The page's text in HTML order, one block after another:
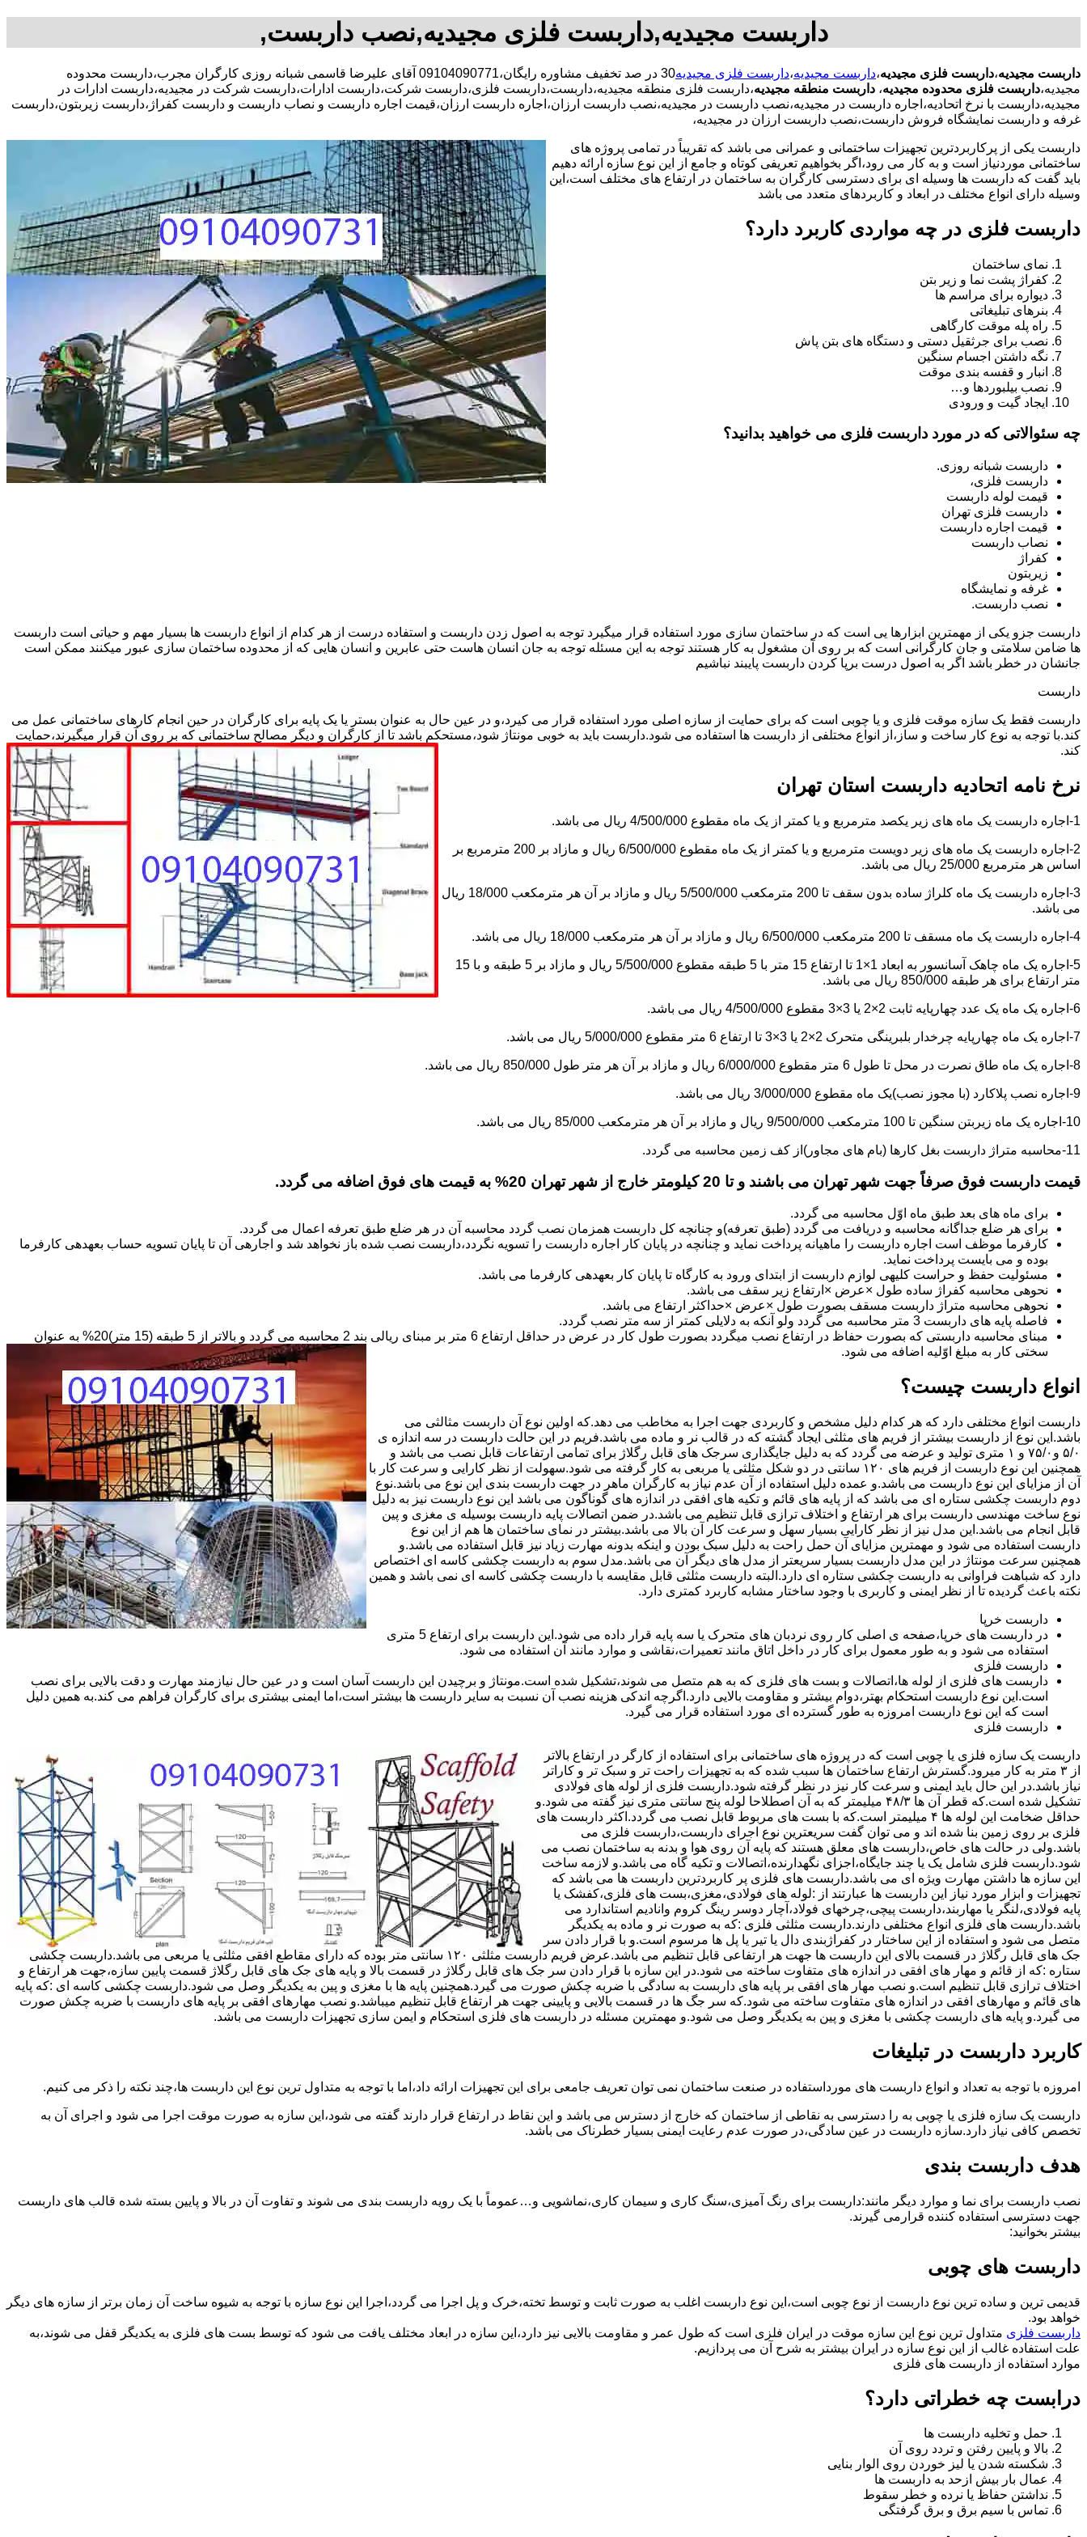
داربست مجیدیه,داربست فلزی مجیدیه,نصب داربست,
داربست مجیدیه،داربست فلزی مجیدیه،داربست مجیدیه،داربست فلزی مجیدیه
30 در صد تخفیف مشاوره رایگان،09104090771 آقای علیرضا قاسمی شبانه روزی کارگران مجرب،داربست محدوده
مجیدیه،داربست فلزی محدوده مجیدیه، داربست منطقه مجیدیه،داربست فلزی منطقه مجیدیه،داربست،داربست فلزی،داربست شرکت،داربست ادارات،داربست شرکت در مجیدیه،داربست ادارات در
مجیدیه،داربست با نرخ اتحادیه،اجاره داربست در مجیدیه،نصب داربست در مجیدیه،نصب داربست ارزان،اجاره داربست ارزان،قیمت اجاره داربست و نصاب داربست و داربست کفراژ،داربست زیربتون،داربست
غرفه و داربست نمایشگاه فروش داربست،نصب داربست ارزان در مجیدیه،
داربست یکی از پرکاربردترین تجهیزات ساختمانی و عمرانی می باشد که تقریباً در تمامی پروژه های
ساختمانی موردنیاز است و به کار می رود،اگر بخواهیم تعریفی کوتاه و جامع از این نوع سازه ارائه دهیم
باید گفت که داربست ها وسیله ای برای دسترسی کارگران به ساختمان در ارتفاع های مختلف است،این
وسیله دارای انواع مختلف در ابعاد و کاربردهای متعدد می باشد
داربست فلزی در چه مواردی کاربرد دارد؟
نمای ساختمان
کفراژ پشت نما و زیر بتن
دیواره برای مراسم ها
بنرهای تبلیغاتی
راه پله موقت کارگاهی
نصب برای جرثقیل دستی و دستگاه های بتن پاش
نگه داشتن اجسام سنگین
انبار و قفسه بندی موقت
نصب بیلبوردها و…
ایجاد گیت و ورودی
چه سئوالاتی که در مورد داربست فلزی می خواهید بدانید؟
داربست شبانه روزی.
داربست فلزی،
قیمت لوله داربست
داربست فلزی تهران
قیمت اجاره داربست
نصاب داربست
کفراژ
زیربتون
غرفه و نمایشگاه
نصب داربست.
داربست جزو یکی از مهمترین ابزارها یی است که در ساختمان سازی مورد استفاده قرار میگیرد توجه به اصول زدن داربست و استفاده درست از هر کدام از انواع داربست ها بسیار مهم و حیاتی است داربست
ها ضامن سلامتی و جان کارگرانی است که بر روی آن مشغول به کار هستند توجه به این مسئله توجه به جان انسان هاست حتی عابرین و انسان هایی که از محدوده ساختمان سازی عبور میکنند ممکن است
جانشان در خطر باشد اگر به اصول درست برپا کردن داربست پایبند نباشیم
داربست
داربست فقط یک سازه موقت فلزی و یا چوبی است که برای حمایت از سازه اصلی مورد استفاده قرار می کیرد،و در عین حال به عنوان بستر یا یک پایه برای کارگران در حین انجام کارهای ساختمانی عمل می
کند.با توجه به نوع کار ساخت و ساز،از انواع مختلفی از داربست ها استفاده می شود.داربست باید به خوبی مونتاژ شود،مستحکم باشد تا از کارگران و دیگر مصالح ساختمانی که بر روی آن قرار میگیرند،حمایت
کند.
نرخ نامه اتحادیه داربست استان تهران
1-اجاره داربست یک ماه های زیر یکصد مترمربع و یا کمتر از یک ماه مقطوع 4/500/000 ریال می باشد.
2-اجاره داربست یک ماه های زیر دویست مترمربع و یا کمتر از یک ماه مقطوع 6/500/000 ریال و مازاد بر 200 مترمربع بر
اساس هر مترمربع 25/000 ریال می باشد.
3-اجاره داربست یک ماه کلراژ ساده بدون سقف تا 200 مترمکعب 5/500/000 ریال و مازاد بر آن هر مترمکعب 18/000 ریال
می باشد.
4-اجاره داربست یک ماه مسقف تا 200 مترمکعب 6/500/000 ریال و مازاد بر آن هر مترمکعب 18/000 ریال می باشد.
5-اجاره یک ماه چاهک آسانسور به ابعاد 1×1 تا ارتفاع 15 متر با 5 طبقه مقطوع 5/500/000 ریال و مازاد بر 5 طبقه و با 15
متر ارتفاع برای هر طبقه 850/000 ریال می باشد.
6-اجاره یک ماه یک عدد چهارپایه ثابت 2×2 یا 3×3 مقطوع 4/500/000 ریال می باشد.
7-اجاره یک ماه چهارپایه چرخدار بلبرینگی متحرک 2×2 یا 3×3 تا ارتفاع 6 متر مقطوع 5/000/000 ریال می باشد.
8-اجاره یک ماه طاق نصرت در محل تا طول 6 متر مقطوع 6/000/000 ریال و مازاد بر آن هر متر طول 850/000 ریال می باشد.
9-اجاره نصب پلاکارد (با مجوز نصب)یک ماه مقطوع 3/000/000 ریال می باشد.
10-اجاره یک ماه زیربتن سنگین تا 100 مترمکعب 9/500/000 ریال و مازاد بر آن هر مترمکعب 85/000 ریال می باشد.
11-محاسبه متراژ داربست بغل کارها (بام های مجاور)از کف زمین محاسبه می گردد.
قیمت داربست فوق صرفاً جهت شهر تهران می باشند و تا 20 کیلومتر خارج از شهر تهران 20% به قیمت های فوق اضافه می گردد.
برای ماه های بعد طبق ماه اوّل محاسبه می گردد.
برای هر ضلع جداگانه محاسبه و دریافت می گردد (طبق تعرفه)و چنانچه کل داربست همزمان نصب گردد محاسبه آن در هر ضلع طبق تعرفه اعمال می گردد.
کارفرما موظف است اجاره داربست را ماهیانه پرداخت نماید و چنانچه در پایان کار اجاره داربست را تسویه نگردد،داربست نصب شده باز نخواهد شد و اجاره­ی آن تا پایان تسویه حساب بعهده­ی کارفرما
بوده و می بایست پرداخت نماید.
مسئولیت حفظ و حراست کلیه­ی لوازم داربست از ابتدای ورود به کارگاه تا پایان کار بعهده­ی کارفرما می باشد.
نحوه­ی محاسبه کفراژ ساده طول ×عرض ×ارتفاع زیر سقف می باشد.
نحوه­ی محاسبه متراژ داربست مسقف بصورت طول ×عرض ×حداکثر ارتفاع می باشد.
فاصله پایه های داربست 3 متر محاسبه می گردد ولو آنکه به دلایلی کمتر از سه متر نصب گردد.
مبنای محاسبه داربستی که بصورت حفاظ در ارتفاع نصب می­گردد بصورت طول کار در عرض در حداقل ارتفاع 6 متر بر مبنای ریالی بند 2 محاسبه می گردد و بالاتر از 5 طبقه (15 متر)20% به عنوان
سختی کار به مبلغ اوّلیه اضافه می شود.
انواع داربست چیست؟
داربست انواع مختلفی دارد که هر کدام دلیل مشخص و کاربردی جهت اجرا به مخاطب می دهد.که اولین نوع آن داربست مثالثی می
باشد.این نوع از داربست بیشتر از فریم های مثلثی ایجاد گشته که در قالب نر و ماده می باشد.فریم در این حالت داربست در سه اندازه ی
۵/۰ و۷۵/۰ و ۱ متری تولید و عرضه می گردد که به دلیل جایگذاری سرجک های قابل رگلاژ برای تمامی ارتفاعات قابل نصب می باشد و
همچنین این نوع داربست از فریم های ۱۲۰ سانتی در دو شکل مثلثی یا مربعی به کار گرفته می شود.سهولت از نظر کارایی و سرعت کار با
آن از مزایای این نوع داربست می باشد.و عمده دلیل استفاده از آن عدم نیاز به کارگران ماهر در جهت داربست بندی این نوع می باشد.نوع
دوم داربست چکشی ستاره ای می باشد که از پایه های قائم و تکیه های افقی در اندازه های گوناگون می باشد این نوع داربست نیز به دلیل
نوع ساخت مهندسی داربست برای هر ارتفاع و اختلاف ترازی قابل تنظیم می باشد.در ضمن اتصالات پایه داربست بوسیله ی مغزی و پین
قابل انجام می باشد.این مدل نیز از نظر کارایی بسیار سهل و سرعت کار آن بالا می باشد.بیشتر در نمای ساختمان ها هم از این نوع
داربست استفاده می شود و مهمترین مزایای آن حمل راحت به دلیل سبک بودن و اینکه بدونه مهارت زیاد نیز قابل استفاده می باشد.و
همچنین سرعت مونتاژ در این مدل داربست بسیار سریعتر از مدل های دیگر آن می باشد.مدل سوم به داربست چکشی کاسه ای اختصاص
دارد که شباهت فراوانی به داربست چکشی ستاره ای دارد.البته داربست مثلثی قابل مقایسه با داربست چکشی کاسه ای نمی باشد و همین
نکته باعث گردیده تا از نظر ایمنی و کاربری با وجود ساختار مشابه کاربرد کمتری دارد.
داربست خرپا
در داربست های خرپا،صفحه ی اصلی کار روی نردبان های متحرک یا سه پایه قرار داده می شود.این داربست برای ارتفاع 5 متری
استفاده می شود و به طور معمول برای کار در داخل اتاق مانند تعمیرات،نقاشی و موارد مانند آن استفاده می شود.
داربست فلزی
داربست های فلزی از لوله ها،اتصالات و بست های فلزی که به هم متصل می شوند،تشکیل شده است.مونتاژ و برچیدن این داربست آسان است و در عین حال نیازمند مهارت و دقت بالایی برای نصب
است.این نوع داربست استحکام بهتر،دوام بیشتر و مقاومت بالایی دارد.اگرچه اندکی هزینه نصب آن نسبت به سایر داربست ها بیشتر است،اما ایمنی بیشتری برای کارگران فراهم می کند.به همین دلیل
است که این نوع داربست امروزه به طور گسترده ای مورد استفاده قرار می گیرد.
داربست فلزی
داربست یک سازه فلزی یا چوبی است که در پروژه های ساختمانی برای استفاده از کارگر در ارتفاع بالاتر
از ۳ متر به کار میرود.گسترش ارتفاع ساختمان ها سبب شده که به تجهیزات راحت تر و سبک تر و کاراتر
نیاز باشد.در این حال باید ایمنی و سرعت کار نیز در نظر گرفته شود.داربست فلزی از لوله های فولادی
تشکیل شده است.که قطر آن ها ۴۸/۳ میلیمتر که به آن اصطلاحا لوله پنج سانتی متری نیز گفته می شود.و
حداقل ضخامت این لوله ها ۴ میلیمتر است.که با بست های مربوط قابل نصب می گردد.اکثر داربست های
فلزی بر روی زمین بنا شده اند و می توان گفت سریعترین نوع اجرای داربست،داربست فلزی می
باشد.ولی در حالت های خاص،داربست های معلق هستند که پایه آن روی هوا و بدنه به ساختمان نصب می
شود.داربست فلزی شامل یک یا چند جایگاه،اجزای نگهدارنده،اتصالات و تکیه گاه می باشد.و لازمه ساخت
این سازه ها داشتن مهارت ویژه ای می باشد.داربست های فلزی پر کاربردترین داربست ها می باشد که
تجهیزات و ابزار مورد نیاز این داربست ها عبارتند از :لوله های فولادی،مغزی،بست های فلزی،کفشک یا
پایه فولادی،لنگر یا مهاربند،داربست پیچی،چرخهای فولاد،آچار دوسر رینگ کروم وانادیم استاندارد می
باشد.داربست های فلزی انواع مختلفی دارند.داربست مثلثی فلزی :که به صورت نر و ماده به یکدیگر
متصل می شود و استفاده از این ساختار در کفراژبندی دال یا تیر یا پل ها مرسوم است.و با قرار دادن سر
جک های قابل رگلاژ در قسمت بالای این داربست ها جهت هر ارتفاعی قابل تنظیم می باشد.عرض فریم داربست مثلثی ۱۲۰ سانتی متر بوده که دارای مقاطع افقی مثلثی یا مربعی می باشد.داربست چکشی
ستاره :که از قائم و مهار های افقی در اندازه های متفاوت ساخته می شود.در این سازه با قرار دادن سر جک های قابل رگلاژ در قسمت بالا و پایه های جک های قابل رگلاژ قسمت پایین سازه،جهت هر ارتفاع و
اختلاف ترازی قابل تنظیم است.و نصب مهار های افقی بر پایه های داربست به سادگی با ضربه چکش صورت می گیرد.همچنین پایه ها با مغزی و پین به یکدیگر وصل می شود.داربست چکشی کاسه ای :که پایه
های قائم و مهارهای افقی در اندازه های متفاوت ساخته می شود.که سر جگ ها در قسمت بالایی و پایینی جهت هر ارتفاع قابل تنظیم میباشد.و نصب مهارهای افقی بر پایه های داربست با ضربه چکش صورت
می گیرد.و پایه های داربست چکشی با مغزی و پین به یکدیگر وصل می شود.و مهمترین مسئله در داربست های فلزی استحکام و ایمن سازی تجهیزات داربست می باشد.
کاربرد داربست در تبلیغات
امروزه با توجه به تعداد و انواع داربست های مورداستفاده در صنعت ساختمان نمی توان تعریف جامعی برای این تجهیزات ارائه داد،اما با توجه به متداول ترین نوع این داربست ها،چند نکته را ذکر می کنیم.
داربست یک سازه فلزی یا چوبی به را دسترسی به نقاطی از ساختمان که خارج از دسترس می باشد و این نقاط در ارتفاع قرار دارند گفته می شود،این سازه به صورت موقت اجرا می شود و اجرای آن به
تخصص کافی نیاز دارد.سازه داربست در عین سادگی،در صورت عدم رعایت ایمنی بسیار خطرناک می باشد.
هدف داربست بندی
نصب داربست برای نما و موارد دیگر مانند:داربست برای رنگ آمیزی،سنگ کاری و سیمان کاری،نماشویی و…عموماً با یک رویه داربست بندی می شوند و تفاوت آن در بالا و پایین بسته شده قالب های داربست
جهت دسترسی استفاده کننده قرارمی گیرند.
بیشتر بخوانید:
داربست های چوبی
قدیمی ترین و ساده ترین نوع داربست از نوع چوبی است،این نوع داربست اغلب به صورت ثابت و توسط تخته،خرک و پل اجرا می گردد،اجرا این نوع سازه با توجه به شیوه ساخت آن زمان برتر از سازه های دیگر
خواهد بود.
داربست فلزی متداول ترین نوع این سازه موقت در ایران فلزی است که طول عمر و مقاومت بالایی نیز دارد،این سازه در ابعاد مختلف یافت می شود که توسط بست های فلزی به یکدیگر قفل می شوند،به
علت استفاده غالب از این نوع سازه در ایران بیشتر به شرح آن می پردازیم.
موارد استفاده از داربست های فلزی
درابست چه خطراتی دارد؟
حمل و تخلیه داربست ها
بالا و پایین رفتن و تردد روی آن
شکسته شدن یا لیز خوردن روی الوار بنایی
عمال بار بیش ازحد به داربست ها
نداشتن حفاظ یا نرده و خطر سقوط
تماس با سیم برق و برق گرفتگی